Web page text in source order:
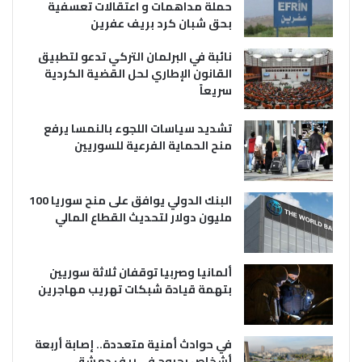
حملة مداهمات و اعتقالات تعسفية
بحق شبان كرد بريف عفرين
نائبة في البرلمان التركي تدعو لتطبيق
القانون الإطاري لحل القضية الكردية
سريعاً
تشديد سياسات اللجوء بالنمسا يرفع
منح الحماية الفرعية للسوريين
البنك الدولي يوافق على منح سوريا 100
مليون دولار لتحديث القطاع المالي
ألمانيا وصربيا توقفان ثلاثة سوريين
بتهمة قيادة شبكات تهريب مهاجرين
في حوادث أمنية متعددة.. إصابة أربعة